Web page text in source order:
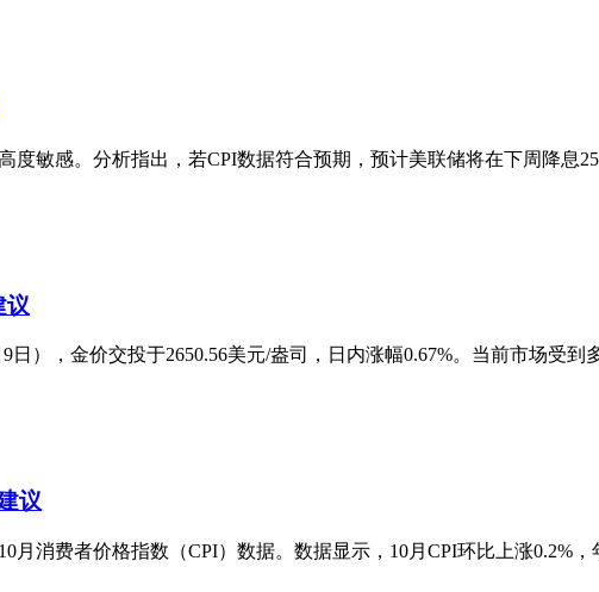
度敏感。分析指出，若CPI数据符合预期，预计美联储将在下周降息
议
），金价交投于2650.56美元/盎司，日内涨幅0.67%。当前市场受到
议
月消费者价格指数（CPI）数据。数据显示，10月CPI环比上涨0.2%